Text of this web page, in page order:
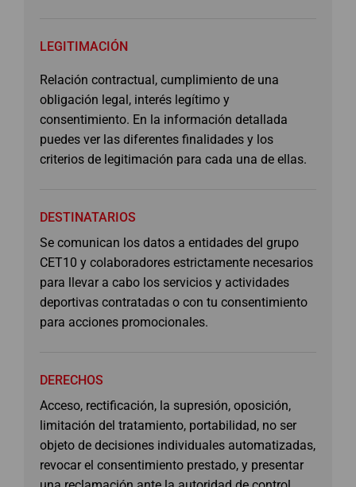
LEGITIMACIÓN
Relación contractual, cumplimiento de una
obligación legal, interés legítimo y
consentimiento. En la información detallada
puedes ver las diferentes finalidades y los
criterios de legitimación para cada una de ellas.
DESTINATARIOS
Se comunican los datos a entidades del grupo
CET10 y colaboradores estrictamente necesarios
para llevar a cabo los servicios y actividades
deportivas contratadas o con tu consentimiento
para acciones promocionales.
DERECHOS
Acceso, rectificación, la supresión, oposición,
limitación del tratamiento, portabilidad, no ser
objeto de decisiones individuales automatizadas,
revocar el consentimiento prestado, y presentar